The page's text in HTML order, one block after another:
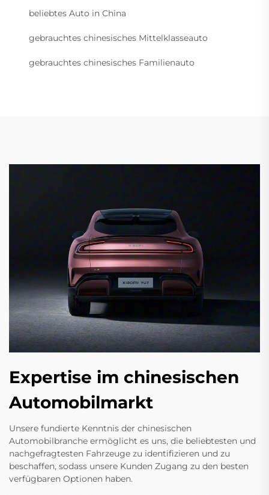
beliebtes Auto in China
gebrauchtes chinesisches Mittelklasseauto
gebrauchtes chinesisches Familienauto
Expertise im chinesischen
Automobilmarkt
Unsere fundierte Kenntnis der chinesischen
Automobilbranche ermöglicht es uns, die beliebtesten und
nachgefragtesten Fahrzeuge zu identifizieren und zu
beschaffen, sodass unsere Kunden Zugang zu den besten
verfügbaren Optionen haben.